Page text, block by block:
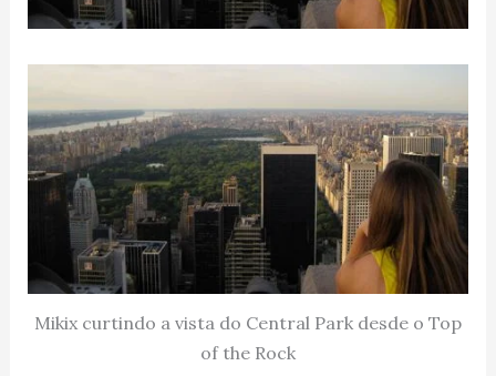
Mikix curtindo a vista do Central Park desde o Top
of the Rock